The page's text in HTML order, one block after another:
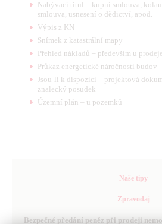
Nabývací titul – kupní smlouva,
smlouva, usnesení o dědictví, apod.
Výpis z KN
Snímek z katastrální mapy
Přehled nákladů – především u
Průkaz energetické náročnosti budov
Jsou-li k dispozici – projektová
znalecký posudek
Územní plán – u pozemků
Naše tipy
Zpravodaj
Bezpečné předání peněz při prodeji